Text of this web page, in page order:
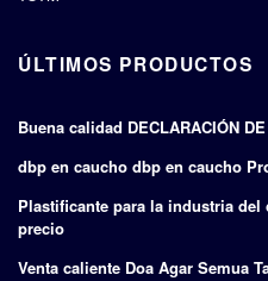
ÚLTIMOS PRODUCTOS
Buena calidad DECLARACIÓN
dbp en caucho dbp en caucho
Plastificante para la industria
precio
Venta caliente Doa Agar Semua